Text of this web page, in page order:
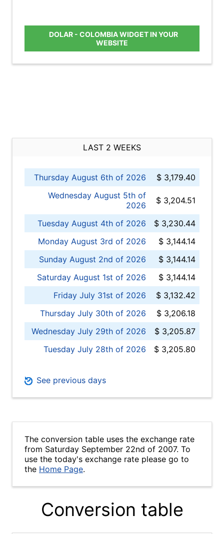
DOLAR - COLOMBIA WIDGET IN YOUR
WEBSITE
LAST 2 WEEKS
Thursday August 6th of 2026
$ 3,179.40
Wednesday August 5th of
2026
$ 3,204.51
Tuesday August 4th of 2026
$ 3,230.44
Monday August 3rd of 2026
$ 3,144.14
Sunday August 2nd of 2026
$ 3,144.14
Saturday August 1st of 2026
$ 3,144.14
Friday July 31st of 2026
$ 3,132.42
Thursday July 30th of 2026
$ 3,206.18
Wednesday July 29th of 2026
$ 3,205.87
Tuesday July 28th of 2026
$ 3,205.80
See previous days
The conversion table uses the exchange rate
from Saturday September 22nd of 2007. To
use the today's exchange rate please go to
the Home Page.
Conversion table